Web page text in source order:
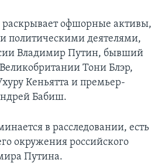
раскрывает офшорные активы,
политическими деятелями,
Владимир Путин, бывший
Тони Блэр,
Кеньятта и премьер-
Бабиш.
в расследовании, есть
окружения российского
Путина.